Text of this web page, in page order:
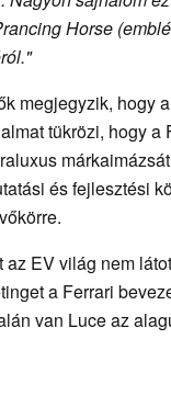
Horse
megjegyzik, hogy
tükrözi, hogy a
és fejlesztési
az EV világ nem
a Ferrari
van Luce az